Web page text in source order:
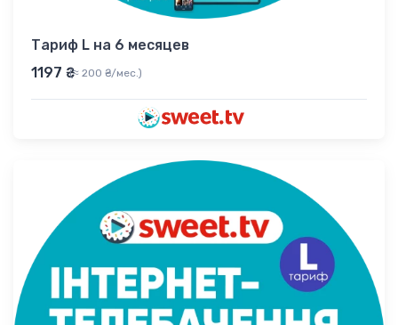
Тариф L на 6 месяцев
1197 ₴
(≈ 200 ₴/мес.)